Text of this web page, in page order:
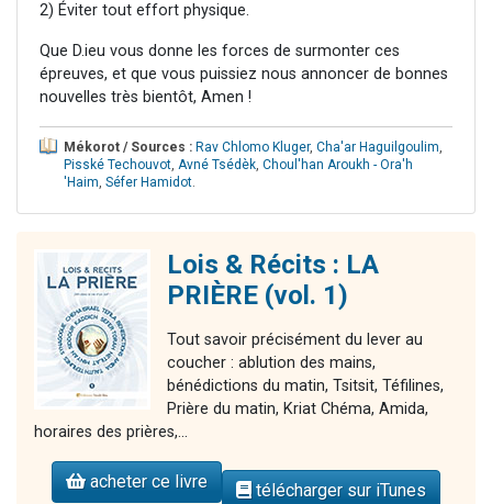
2) Éviter tout effort physique.
Que D.ieu vous donne les forces de surmonter ces
épreuves, et que vous puissiez nous annoncer de bonnes
nouvelles très bientôt, Amen !
Mékorot / Sources : Rav Chlomo Kluger, Cha'ar Haguilgoulim,
Pisské Techouvot, Avné Tsédèk, Choul'han Aroukh - Ora'h
'Haim, Séfer Hamidot.
Lois & Récits : LA
PRIÈRE (vol. 1)
Tout savoir précisément du lever au
coucher : ablution des mains,
bénédictions du matin, Tsitsit, Téfilines,
Prière du matin, Kriat Chéma, Amida,
horaires des prières,...
acheter ce livre télécharger sur iTunes